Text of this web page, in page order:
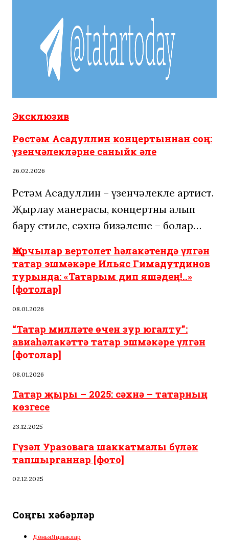
Эксклюзив
Рөстәм Асадуллин концертыннан соң:
үзенчәлекләрне саныйк әле
26.02.2026
Рөстәм Асадуллин – үзенчәлекле артист.
Җырлау манерасы, концертны алып
бару стиле, сәхнә бизәлеше – болар…
Җырчылар вертолет һәлакәтендә үлгән
татар эшмәкәре Ильяc Гимадутдинов
турында: «Татарым дип яшәдең!..»
[фотолар]
08.01.2026
“Татар милләте өчен зур югалту”:
авиаһәлакәттә татар эшмәкәре үлгән
[фотолар]
08.01.2026
Татар җыры – 2025: сәхнә – татарның
көзгесе
23.12.2025
Гүзәл Уразовага шаккатмалы бүләк
тапшырганнар [фото]
02.12.2025
Соңгы хәбәрләр
ДөньяЯңалыклар